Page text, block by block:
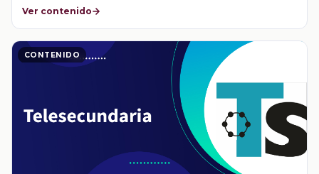
Ver contenido
CONTENIDO